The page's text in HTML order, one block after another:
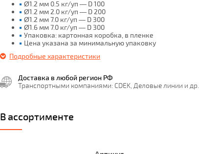
Ø1.2 мм 0.5 кг/уп — D 100
Ø1.2 мм 2.0 кг/уп — D 200
Ø1.2 мм 7.0 кг/уп — D 300
Ø1.6 мм 7.0 кг/уп — D 300
Упаковка: картонная коробка, в пленке
Цена указана за минимальную упаковку
Подробные характеристики
Доставка в любой регион РФ
Транспортными компаниями: CDEK, Деловые линии и др.
В ассортименте